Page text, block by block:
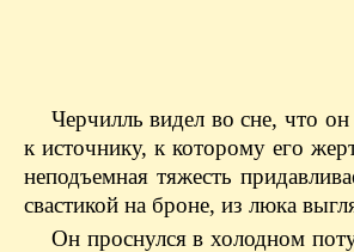
Черчилль видел во сне, что
к источнику, к которому его
неподъемная тяжесть
свастикой на броне, из люка
Он проснулся в холодном